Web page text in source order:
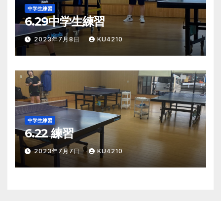
中学生練習
6.29中学生練習
2023年7月8日 KU4210
中学生練習
6.22 練習
2023年7月7日 KU4210